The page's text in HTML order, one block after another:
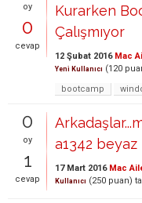
oy
0
cevap
Kurarken
Çalışmıyor
12 Şubat 2016 Mac
Yeni Kullanıcı (120
bootcamp
0
oy
1
cevap
a1342
17 Mart 2016 Mac
Kullanıcı (250 puan)